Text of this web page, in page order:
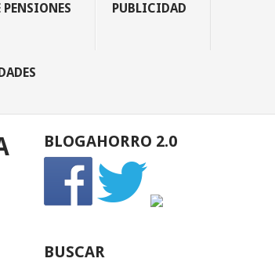
PENSIONES PUBLICIDAD
BLOGAHORRO 2.0
BUSCAR